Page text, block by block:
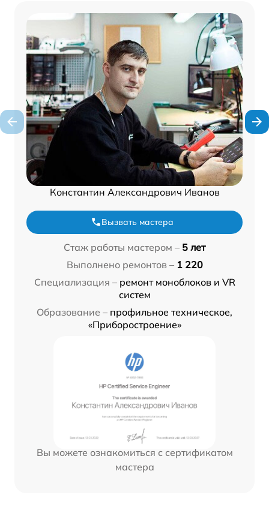
Константин Александрович Иванов
Вызвать мастера
Стаж работы мастером – 5 лет
Выполнено ремонтов – 1 220
Специализация – ремонт моноблоков и VR
систем
Образование – профильное техническое,
«Приборостроение»
Вы можете ознакомиться с сертификатом
мастера